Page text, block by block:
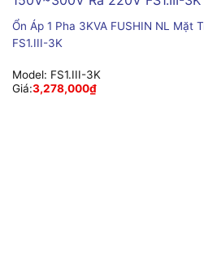
Ổn Áp 1 Pha 3KVA FUSHIN NL Mặt
FS1.III-3K
Model: FS1.III-3K
Giá:3,278,000₫